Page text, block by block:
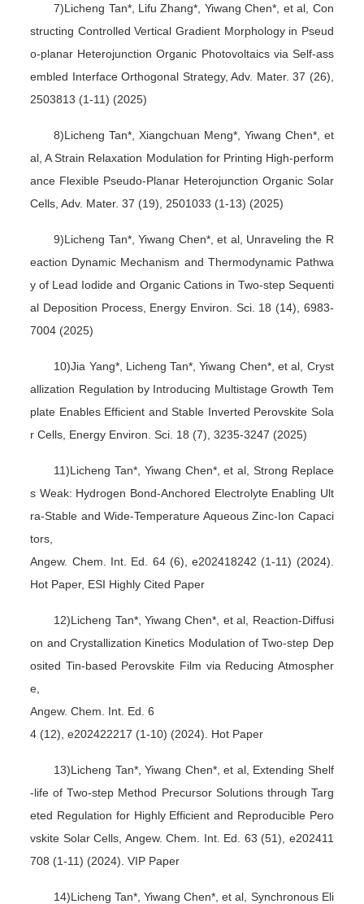
7)Licheng Tan*, Lifu Zhang*, Yiwang Chen*, et al, Con
structing Controlled Vertical Gradient Morphology in Pseud
o-planar Heterojunction Organic Photovoltaics via Self-ass
embled Interface Orthogonal Strategy, Adv. Mater. 37 (26),
2503813 (1-11) (2025)
8)Licheng Tan*, Xiangchuan Meng*, Yiwang Chen*, et
al, A Strain Relaxation Modulation for Printing High-perform
ance Flexible Pseudo-Planar Heterojunction Organic Solar
Cells, Adv. Mater. 37 (19), 2501033 (1-13) (2025)
9)Licheng Tan*, Yiwang Chen*, et al, Unraveling the R
eaction Dynamic Mechanism and Thermodynamic Pathwa
y of Lead Iodide and Organic Cations in Two-step Sequenti
al Deposition Process, Energy Environ. Sci. 18 (14), 6983-
7004 (2025)
10)Jia Yang*, Licheng Tan*, Yiwang Chen*, et al, Cryst
allization Regulation by Introducing Multistage Growth Tem
plate Enables Efficient and Stable Inverted Perovskite Sola
r Cells, Energy Environ. Sci. 18 (7), 3235-3247 (2025)
11)Licheng Tan*, Yiwang Chen*, et al, Strong Replace
s Weak: Hydrogen Bond-Anchored Electrolyte Enabling Ult
ra-Stable and Wide-Temperature Aqueous Zinc-Ion Capaci
tors,
Angew. Chem. Int. Ed. 64 (6), e202418242 (1-11) (2024).
Hot Paper, ESI Highly Cited Paper
12)Licheng Tan*, Yiwang Chen*, et al, Reaction-Diffusi
on and Crystallization Kinetics Modulation of Two-step Dep
osited Tin-based Perovskite Film via Reducing Atmospher
e,
Angew. Chem. Int. Ed. 6
4 (12), e202422217 (1-10) (2024). Hot Paper
13)Licheng Tan*, Yiwang Chen*, et al, Extending Shelf
-life of Two-step Method Precursor Solutions through Targ
eted Regulation for Highly Efficient and Reproducible Pero
vskite Solar Cells, Angew. Chem. Int. Ed. 63 (51), e202411
708 (1-11) (2024). VIP Paper
14)Licheng Tan*, Yiwang Chen*, et al, Synchronous Eli